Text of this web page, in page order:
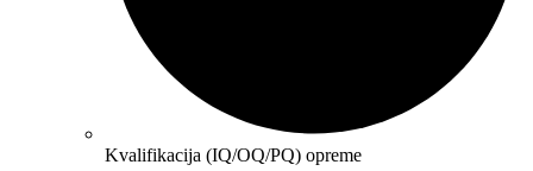
Kvalifikacija (IQ/OQ/PQ) opreme